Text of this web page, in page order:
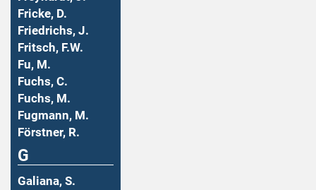
Fricke, D.
Friedrichs, J.
Fritsch, F.W.
Fu, M.
Fuchs, C.
Fuchs, M.
Fugmann, M.
Förstner, R.
G
Galiana, S.